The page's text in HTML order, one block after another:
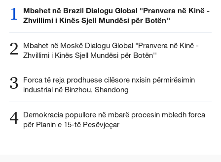
1
Mbahet në Brazil Dialogu Global "Pranvera në Kinë -
Zhvillimi i Kinës Sjell Mundësi për Botën''
2
Mbahet në Moskë Dialogu Global "Pranvera në Kinë -
Zhvillimi i Kinës Sjell Mundësi për Botën''
3
Forca të reja prodhuese cilësore nxisin përmirësimin
industrial në Binzhou, Shandong
4 Demokracia popullore në mbarë procesin mbledh forca
për Planin e 15-të Pesëvjeçar